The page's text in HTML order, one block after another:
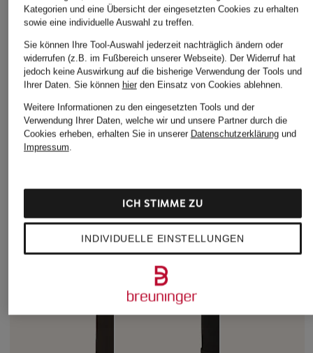
Kategorien und eine Übersicht der eingesetzten Cookies zu erhalten
sowie eine individuelle Auswahl zu treffen.
Sie können Ihre Tool-Auswahl jederzeit nachträglich ändern oder
widerrufen (z.B. im Fußbereich unserer Webseite). Der Widerruf hat
jedoch keine Auswirkung auf die bisherige Verwendung der Tools und
Ihrer Daten. Sie können hierden Einsatz von Cookies ablehnen.
Weitere Informationen zu den eingesetzten Tools und der
Verwendung Ihrer Daten, welche wir und unsere Partner durch die
Cookies erheben, erhalten Sie in unserer Datenschutzerklärungund
Impressum.
INDIVIDUELLE EINSTELLUNGEN
ICH STIMME ZU